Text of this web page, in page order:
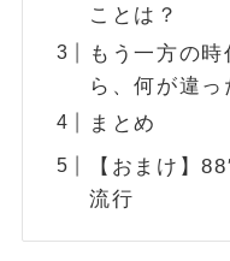
ことは？
もう一方の
ら、何が違っ
まとめ
【おまけ】
流行